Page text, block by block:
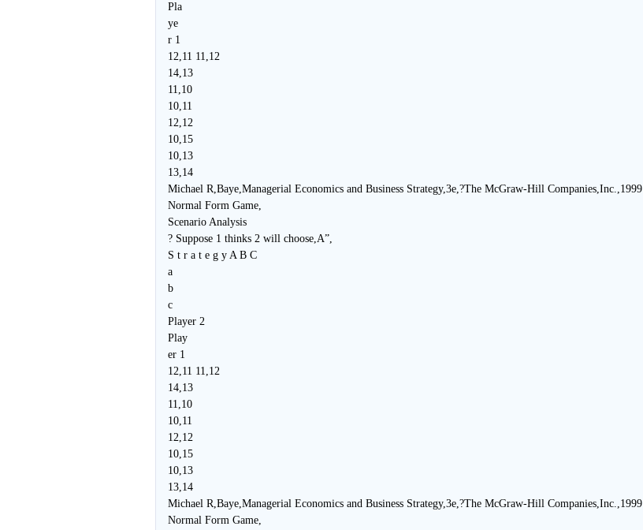
Pla
ye
r 1
12,11 11,12
14,13
11,10
10,11
12,12
10,15
10,13
13,14
Michael R,Baye,Managerial Economics and Business Strategy,3e,?The McGraw-Hill Companies,Inc.,1999
Normal Form Game,
Scenario Analysis
? Suppose 1 thinks 2 will choose,A”,
S t r a t e g y A B C
a
b
c
Player 2
Play
er 1
12,11 11,12
14,13
11,10
10,11
12,12
10,15
10,13
13,14
Michael R,Baye,Managerial Economics and Business Strategy,3e,?The McGraw-Hill Companies,Inc.,1999
Normal Form Game,